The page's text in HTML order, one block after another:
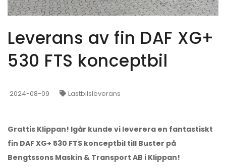
Leverans av fin DAF XG+
530 FTS konceptbil
2024-08-09 Lastbilsleverans
Grattis Klippan! Igår kunde vi leverera en fantastiskt
fin DAF XG+ 530 FTS konceptbil till Buster på
Bengtssons Maskin & Transport AB i Klippan!